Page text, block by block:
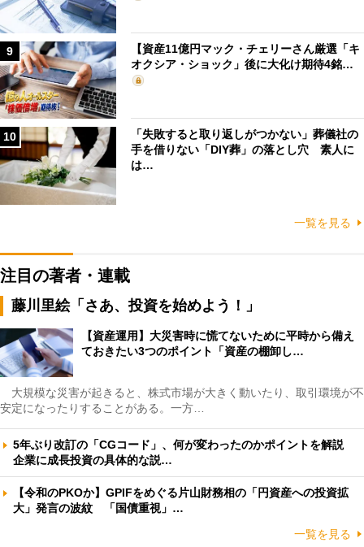
9
【資産11億円マック・チェリーさん厳選「キ
オクシア・ショック」後に大化け期待4銘…
10
「失敗すると取り返しがつかない」葬儀社の
手を借りない「DIY葬」の落とし穴 素人に
は…
一覧を見る
注目の著者・連載
藤川里絵「さあ、投資を始めよう！」
【資産運用】大災害時に慌てないために平時から備え
ておきたい3つのポイント「資産の棚卸し…
大規模な災害が起きると、株式市場が大きく動いたり、取引環境が不
安定になったりすることがある。一方…
5年ぶり改訂の「CGコード」、何が変わったのかポイントを解説
企業に成長投資の具体的な説…
【令和のPKOか】GPIFをめぐる片山財務相の「円資産への投資拡
大」発言の波紋 「国債重視」…
一覧を見る